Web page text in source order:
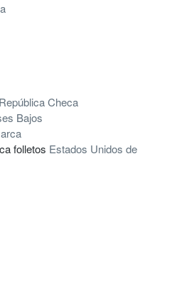
República Checa
Bajos
Estados Unidos de